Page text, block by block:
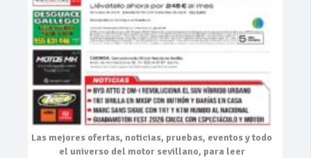
Las mejores ofertas, noticias, pruebas, eventosy todo
el universo del motor sevillano, para leer